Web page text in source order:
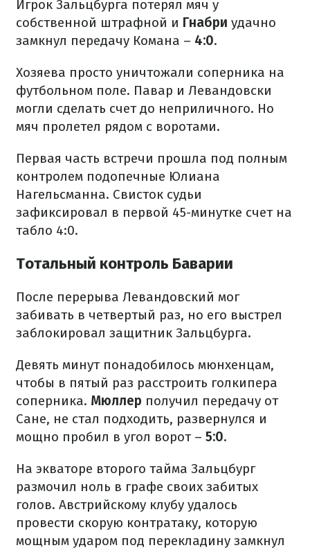
Игрок Зальцбурга потерял мяч у
собственной штрафной и Гнабри удачно
замкнул передачу Комана – 4:0.
Хозяева просто уничтожали соперника на
футбольном поле. Павар и Левандовски
могли сделать счет до неприличного. Но
мяч пролетел рядом с воротами.
Первая часть встречи прошла под полным
контролем подопечные Юлиана
Нагельсманна. Свисток судьи
зафиксировал в первой 45-минутке счет на
табло 4:0.
Тотальный контроль Баварии
После перерыва Левандовский мог
забивать в четвертый раз, но его выстрел
заблокировал защитник Зальцбурга.
Девять минут понадобилось мюнхенцам,
чтобы в пятый раз расстроить голкипера
соперника. Мюллер получил передачу от
Сане, не стал подходить, развернулся и
мощно пробил в угол ворот – 5:0.
На экваторе второго тайма Зальцбург
размочил ноль в графе своих забитых
голов. Австрийскому клубу удалось
провести скорую контратаку, которую
мощным ударом под перекладину замкнул